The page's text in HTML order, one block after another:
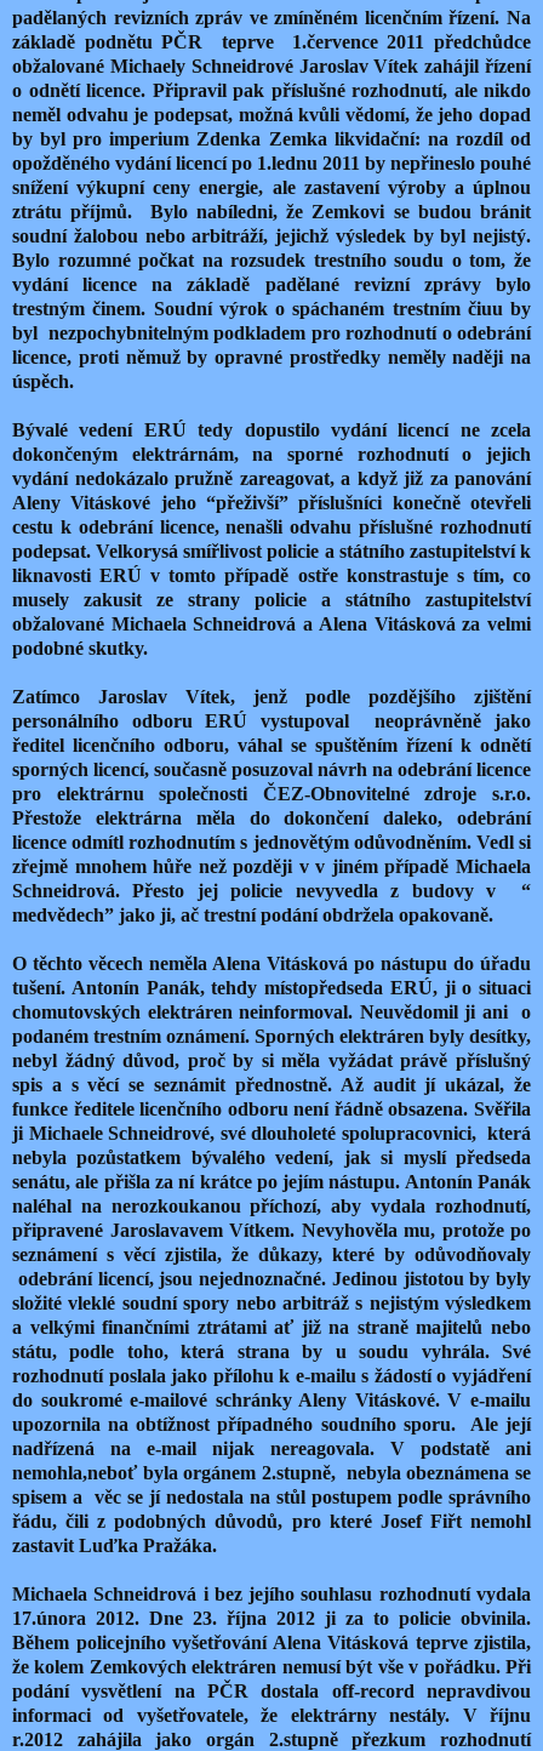
padělaných revizních zpráv ve zmíněném licenčním řízení. Na
základě podnětu PČR teprve 1.července 2011 předchůdce
obžalované Michaely Schneidrové Jaroslav Vítek zahájil řízení
o odnětí licence. Připravil pak příslušné rozhodnutí, ale nikdo
neměl odvahu je podepsat, možná kvůli vědomí, že jeho dopad
by byl pro imperium Zdenka Zemka likvidační: na rozdíl od
opožděného vydání licencí po 1.lednu 2011 by nepřineslo pouhé
snížení výkupní ceny energie, ale zastavení výroby a úplnou
ztrátu příjmů. Bylo nabíledni, že Zemkovi se budou bránit
soudní žalobou nebo arbitráží, jejichž výsledek by byl nejistý.
Bylo rozumné počkat na rozsudek trestního soudu o tom, že
vydání licence na základě padělané revizní zprávy bylo
trestným činem. Soudní výrok o spáchaném trestním čiuu by
byl nezpochybnitelným podkladem pro rozhodnutí o odebrání
licence, proti němuž by opravné prostředky neměly naději na
úspěch.
Bývalé vedení ERÚ tedy dopustilo vydání licencí ne zcela
dokončeným elektrárnám, na sporné rozhodnutí o jejich
vydání nedokázalo pružně zareagovat, a když již za panování
Aleny Vitáskové jeho “přeživší” příslušníci konečně otevřeli
cestu k odebrání licence, nenašli odvahu příslušné rozhodnutí
podepsat. Velkorysá smířlivost policie a státního zastupitelství k
liknavosti ERÚ v tomto případě ostře konstrastuje s tím, co
musely zakusit ze strany policie a státního zastupitelství
obžalované Michaela Schneidrová a Alena Vitásková za velmi
podobné skutky.
Zatímco Jaroslav Vítek, jenž podle pozdějšího zjištění
personálního odboru ERÚ vystupoval neoprávněně jako
ředitel licenčního odboru, váhal se spuštěním řízení k odnětí
sporných licencí, současně posuzoval návrh na odebrání licence
pro elektrárnu společnosti ČEZ-Obnovitelné zdroje s.r.o.
Přestože elektrárna měla do dokončení daleko, odebrání
licence odmítl rozhodnutím s jednovětým odůvodněním. Vedl si
zřejmě mnohem hůře než později v v jiném případě Michaela
Schneidrová. Přesto jej policie nevyvedla z budovy v “
medvědech” jako ji, ač trestní podání obdržela opakovaně.
O těchto věcech neměla Alena Vitásková po nástupu do úřadu
tušení. Antonín Panák, tehdy místopředseda ERÚ, ji o situaci
chomutovských elektráren neinformoval. Neuvědomil ji ani o
podaném trestním oznámení. Sporných elektráren byly desítky,
nebyl žádný důvod, proč by si měla vyžádat právě příslušný
spis a s věcí se seznámit přednostně. Až audit jí ukázal, že
funkce ředitele licenčního odboru není řádně obsazena. Svěřila
ji Michaele Schneidrové, své dlouholeté spolupracovnici, která
nebyla pozůstatkem bývalého vedení, jak si myslí předseda
senátu, ale přišla za ní krátce po jejím nástupu. Antonín Panák
naléhal na nerozkoukanou příchozí, aby vydala rozhodnutí,
připravené Jaroslavavem Vítkem. Nevyhověla mu, protože po
seznámení s věcí zjistila, že důkazy, které by odůvodňovaly
odebrání licencí, jsou nejednoznačné. Jedinou jistotou by byly
složité vleklé soudní spory nebo arbitráž s nejistým výsledkem
a velkými finančními ztrátami ať již na straně majitelů nebo
státu, podle toho, která strana by u soudu vyhrála. Své
rozhodnutí poslala jako přílohu k e-mailu s žádostí o vyjádření
do soukromé e-mailové schránky Aleny Vitáskové. V e-mailu
upozornila na obtížnost případného soudního sporu. Ale její
nadřízená na e-mail nijak nereagovala. V podstatě ani
nemohla,neboť byla orgánem 2.stupně, nebyla obeznámena se
spisem a věc se jí nedostala na stůl postupem podle správního
řádu, čili z podobných důvodů, pro které Josef Fiřt nemohl
zastavit Luďka Pražáka.
Michaela Schneidrová i bez jejího souhlasu rozhodnutí vydala
17.února 2012. Dne 23. října 2012 ji za to policie obvinila.
Během policejního vyšetřování Alena Vitásková teprve zjistila,
že kolem Zemkových elektráren nemusí být vše v pořádku. Při
podání vysvětlení na PČR dostala off-record nepravdivou
informaci od vyšetřovatele, že elektrárny nestály. V říjnu
r.2012 zahájila jako orgán 2.stupně přezkum rozhodnutí